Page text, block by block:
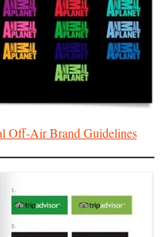
Off-Air Brand Guidelines